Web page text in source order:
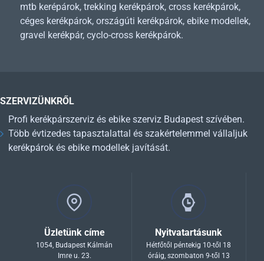
mtb kerépárok, trekking kerékpárok, cross kerékpárok,
céges kerékpárok, országúti kerékpárok, ebike modellek,
gravel kerékpár, cyclo-cross kerékpárok.
SZERVIZÜNKRŐL
Profi kerékpárszerviz és ebike szerviz Budapest szívében.
Több évtizedes tapasztalattal és szakértelemmel vállaljuk
kerékpárok és ebike modellek javítását.
Üzletünk címe
1054, Budapest Kálmán
Imre u. 23.
Nyitvatartásunk
Hétfőtől péntekig 10-től 18
óráig, szombaton 9-től 13